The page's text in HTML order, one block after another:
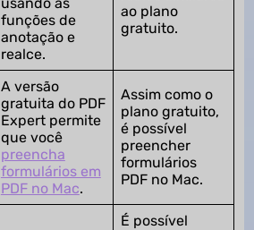
usando as
funções de
anotação e
realce.
ao plano
gratuito.
A versão
gratuita do PDF
Expert permite
que você
preencha
formulários em
PDF no Mac.
Assim como o
plano gratuito,
é possível
preencher
formulários
PDF no Mac.
É possível